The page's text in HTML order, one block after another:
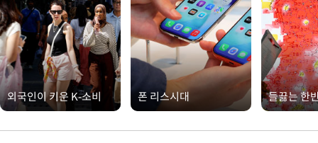
외국인이 키운 K-소비 폰 리스시대 들끓는 한